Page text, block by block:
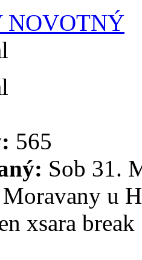
NOVOTNÝ
565
Sob 31.
Moravany u
xsara